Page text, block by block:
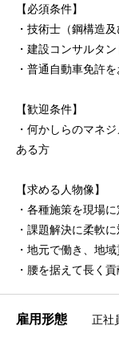
【必須条件】
・技術士（鋼構造
・建設コンサルタ
・普通自動車免許
【歓迎条件】
・何かしらのマネ
ある方
【求める人物像】
・各種施策を現場
・課題解決に柔軟
・地元で働き、地
・腰を据えて長く
雇用形態 正社